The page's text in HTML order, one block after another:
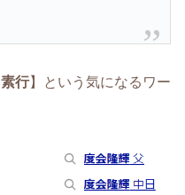
素行】という気になるワー